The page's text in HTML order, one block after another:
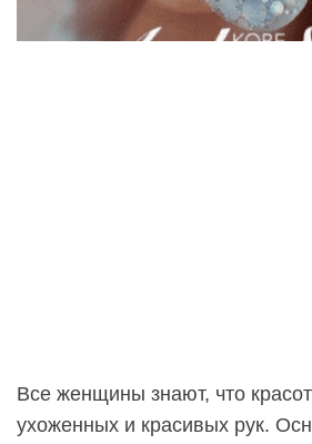
Все женщины знают, что
ухоженных и красивых рук.